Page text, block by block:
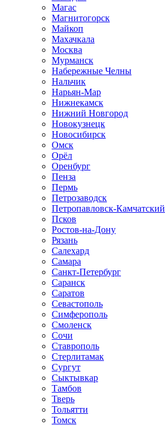
Магас
Магнитогорск
Майкоп
Махачкала
Москва
Мурманск
Набережные Челны
Нальчик
Нарьян-Мар
Нижнекамск
Нижний Новгород
Новокузнецк
Новосибирск
Омск
Орёл
Оренбург
Пенза
Пермь
Петрозаводск
Петропавловск-Камчатский
Псков
Ростов-на-Дону
Рязань
Салехард
Самара
Санкт-Петербург
Саранск
Саратов
Севастополь
Симферополь
Смоленск
Сочи
Ставрополь
Стерлитамак
Сургут
Сыктывкар
Тамбов
Тверь
Тольятти
Томск